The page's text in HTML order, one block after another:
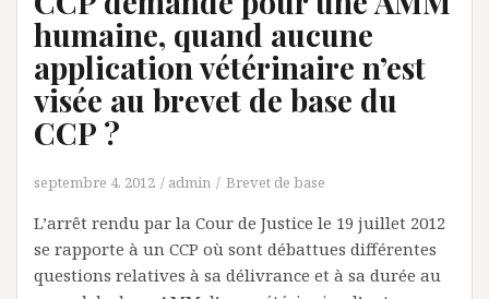
humaine, quand aucune
application vétérinaire n’est
visée au brevet de base du
CCP ?
septembre 4, 2012 admin Brevet de base
L’arrêt rendu par la Cour de Justice le 19 juillet 2012
se rapporte à un CCP où sont débattues différentes
questions relatives à sa délivrance et à sa durée au